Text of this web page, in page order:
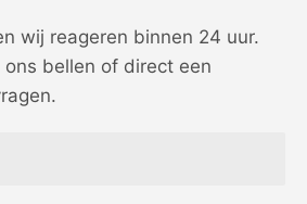
wij reageren binnen 24 uur.
bellen of direct een